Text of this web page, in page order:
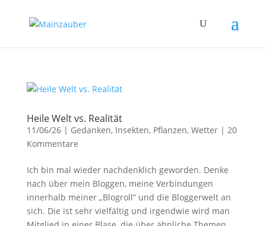
Heile Welt vs. Realität
11/06/26| Gedanken, Insekten, Pflanzen, Wetter| 20
Kommentare
Ich bin mal wieder nachdenklich geworden. Denke
nach über mein Bloggen, meine Verbindungen
innerhalb meiner „Blogroll“ und die Bloggerwelt an
sich. Die ist sehr vielfältig und irgendwie wird man